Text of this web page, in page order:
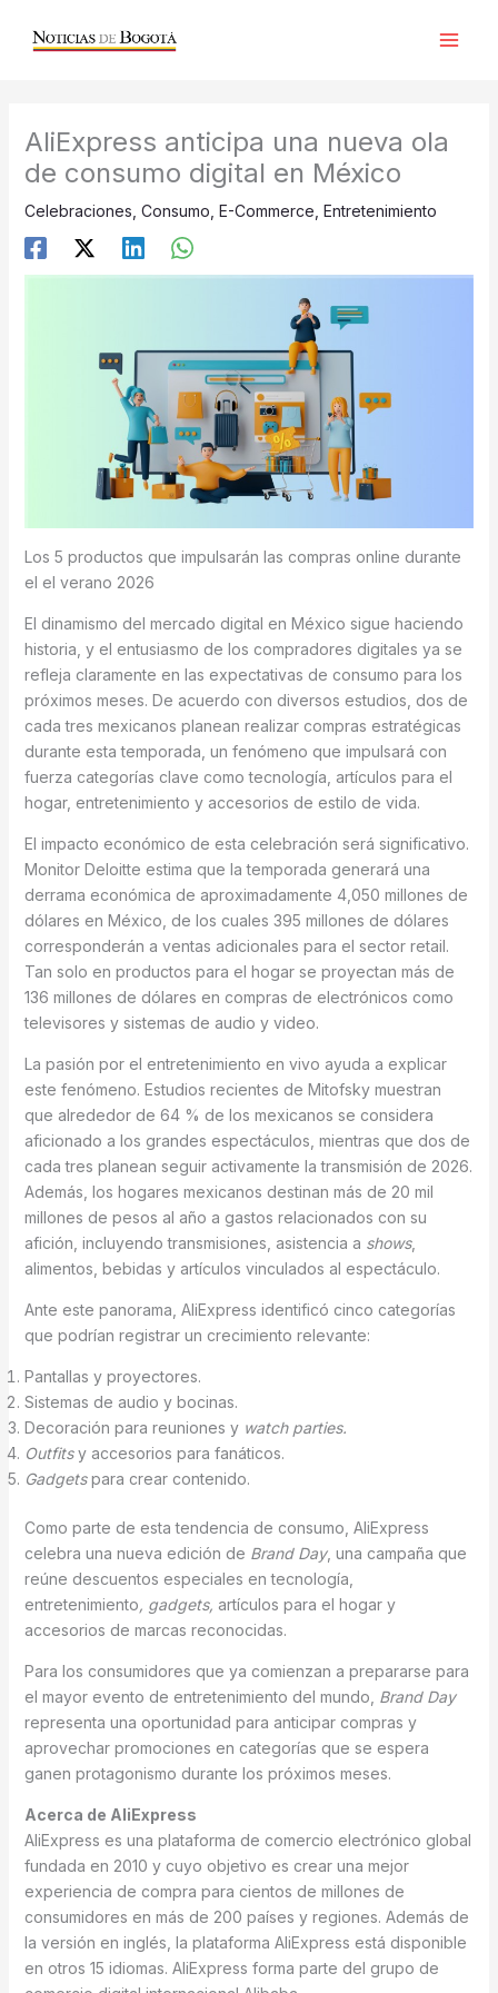
AliExpress anticipa una nueva ola
de consumo digital en México
Celebraciones Consumo E-Commerce Entretenimiento
Los 5 productos que impulsarán las compras online durante
el el verano 2026
El dinamismo del mercado digital en México sigue haciendo
historia, y el entusiasmo de los compradores digitales ya se
refleja claramente en las expectativas de consumo para los
próximos meses. De acuerdo con diversos estudios, dos de
cada tres mexicanos planean realizar compras estratégicas
durante esta temporada, un fenómeno que impulsará con
fuerza categorías clave como tecnología, artículos para el
hogar, entretenimiento y accesorios de estilo de vida.
El impacto económico de esta celebración será significativo.
Monitor Deloitte estima que la temporada generará una
derrama económica de aproximadamente 4,050 millones de
dólares en México, de los cuales 395 millones de dólares
corresponderán a ventas adicionales para el sector retail.
Tan solo en productos para el hogar se proyectan más de
136 millones de dólares en compras de electrónicos como
televisores y sistemas de audio y video.
La pasión por el entretenimiento en vivo ayuda a explicar
este fenómeno. Estudios recientes de Mitofsky muestran
que alrededor de 64 % de los mexicanos se considera
aficionado a los grandes espectáculos, mientras que dos de
cada tres planean seguir activamente la transmisión de 2026.
Además, los hogares mexicanos destinan más de 20 mil
millones de pesos al año a gastos relacionados con su
afición, incluyendo transmisiones, asistencia a shows,
alimentos, bebidas y artículos vinculados al espectáculo.
Ante este panorama, AliExpress identificó cinco categorías
que podrían registrar un crecimiento relevante:
Pantallas y proyectores.
Sistemas de audio y bocinas.
Decoración para reuniones y watch parties.
Outfitsy accesorios para fanáticos.
Gadgetspara crear contenido.
Como parte de esta tendencia de consumo, AliExpress
celebra una nueva edición de Brand Day, una campaña que
reúne descuentos especiales en tecnología,
entretenimiento, gadgets, artículos para el hogar y
accesorios de marcas reconocidas.
Para los consumidores que ya comienzan a prepararse para
el mayor evento de entretenimiento del mundo, Brand Day
representa una oportunidad para anticipar compras y
aprovechar promociones en categorías que se espera
ganen protagonismo durante los próximos meses.
Acerca de AliExpress
AliExpress es una plataforma de comercio electrónico global
fundada en 2010 y cuyo objetivo es crear una mejor
experiencia de compra para cientos de millones de
consumidores en más de 200 países y regiones. Además de
la versión en inglés, la plataforma AliExpress está disponible
en otros 15 idiomas. AliExpress forma parte del grupo de